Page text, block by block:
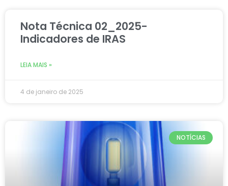
Nota Técnica 02_2025-
Indicadores de IRAS
LEIA MAIS »
4 de janeiro de 2025
NOTÍCIAS